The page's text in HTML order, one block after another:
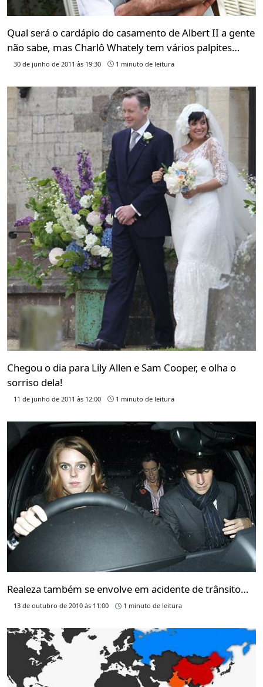
Qual será o cardápio do casamento de Albert II a gente
não sabe, mas Charlô Whately tem vários palpites…
30 de junho de 2011 às 19:30 1 minuto de leitura
Chegou o dia para Lily Allen e Sam Cooper, e olha o
sorriso dela!
11 de junho de 2011 às 12:00 1 minuto de leitura
Realeza também se envolve em acidente de trânsito…
13 de outubro de 2010 às 11:00 1 minuto de leitura